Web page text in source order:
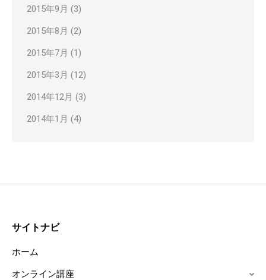
2015年9月 (3)
2015年8月 (2)
2015年7月 (1)
2015年3月 (12)
2014年12月 (3)
2014年1月 (4)
サイトナビ
ホーム
オンライン講座